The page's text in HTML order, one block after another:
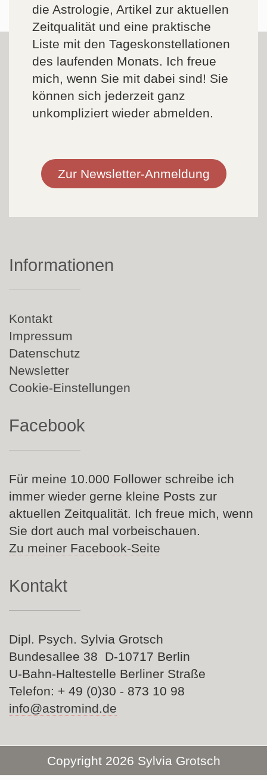
die Astrologie, Artikel zur aktuellen
Zeitqualität und eine praktische
Liste mit den Tageskonstellationen
des laufenden Monats. Ich freue
mich, wenn Sie mit dabei sind! Sie
können sich jederzeit ganz
unkompliziert wieder abmelden.
Zur Newsletter-Anmeldung
Informationen
Navigation
überspringen
Kontakt
Impressum
Datenschutz
Newsletter
Cookie-Einstellungen
Facebook
Für meine 10.000 Follower schreibe ich
immer wieder gerne kleine Posts zur
aktuellen Zeitqualität. Ich freue mich, wenn
Sie dort auch mal vorbeischauen.
Zu meiner Facebook-Seite
Kontakt
Dipl. Psych. Sylvia Grotsch
Bundesallee 38 D-10717 Berlin
U-Bahn-Haltestelle Berliner Straße
Telefon: + 49 (0)30 - 873 10 98
info@astromind.de
Copyright 2026 Sylvia Grotsch